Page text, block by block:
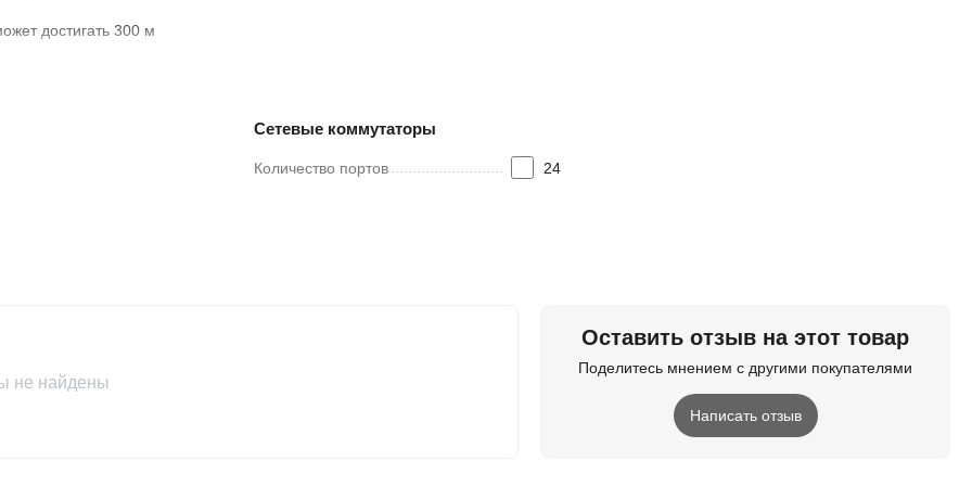
достигать 300 м
IEEE 802.3x, IEEE 802.3ab и IEEE 802.3z
промежуточным хранением
Сетевые коммутаторы
Количество портов 24
не найдены
Оставить отзыв на этот товар
Поделитесь мнением с другими покупателями
Написать отзыв